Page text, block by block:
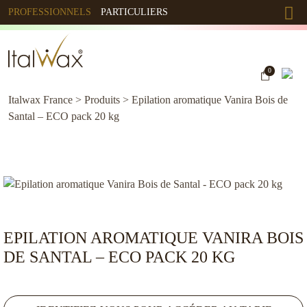
PROFESSIONNELS PARTICULIERS
0
Italwax France > Produits > Epilation aromatique Vanira Bois de
Santal – ECO pack 20 kg
EPILATION AROMATIQUE VANIRA BOIS
DE SANTAL – ECO PACK 20 KG